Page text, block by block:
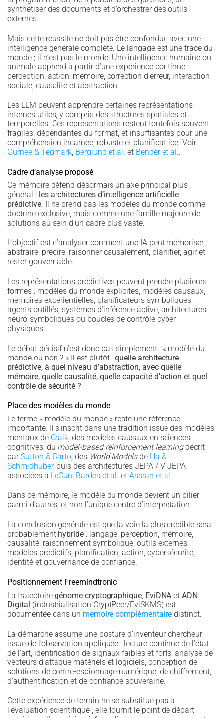
synthétiser des documents et d’orchestrer des outils
externes.
Mais cette réussite ne doit pas être confondue avec une
intelligence générale complète. Le langage est une trace du
monde ; il n’est pas le monde. Une intelligence humaine ou
animale apprend à partir d’une expérience continue :
perception, action, mémoire, correction d’erreur, interaction
sociale, causalité et abstraction.
Les LLM peuvent apprendre certaines représentations
internes utiles, y compris des structures spatiales et
temporelles. Ces représentations restent toutefois souvent
fragiles, dépendantes du format, et insuffisantes pour une
compréhension incarnée, robuste et planificatrice. Voir
Gurnee & Tegmark, Berglund et al. et Bender et al..
Cadre d’analyse proposé
Ce mémoire défend désormais un axe principal plus
général : les architectures d’intelligence artificielle
prédictive. Il ne prend pas les modèles du monde comme
doctrine exclusive, mais comme une famille majeure de
solutions au sein d’un cadre plus vaste.
L’objectif est d’analyser comment une IA peut mémoriser,
abstraire, prédire, raisonner causalement, planifier, agir et
rester gouvernable.
Les représentations prédictives peuvent prendre plusieurs
formes : modèles du monde explicites, modèles causaux,
mémoires expérientielles, planificateurs symboliques,
agents outillés, systèmes d’inférence active, architectures
neuro-symboliques ou boucles de contrôle cyber-
physiques.
Le débat décisif n’est donc pas simplement : « modèle du
monde ou non ? » Il est plutôt : quelle architecture
prédictive, à quel niveau d’abstraction, avec quelle
mémoire, quelle causalité, quelle capacité d’action et quel
contrôle de sécurité ?
Place des modèles du monde
Le terme « modèle du monde » reste une référence
importante. Il s’inscrit dans une tradition issue des modèles
mentaux de Craik, des modèles causaux en sciences
cognitives, du model-based reinforcement learningdécrit
parSutton & Barto, des World Modelsde Ha &
Schmidhuber, puis des architectures JEPA / V-JEPA
associées à LeCun, Bardes et al. et Assran et al..
Dans ce mémoire, le modèle du monde devient un pilier
parmi d’autres, et non l’unique centre d’interprétation.
La conclusion générale est que la voie la plus crédible sera
probablement hybride : langage, perception, mémoire,
causalité, raisonnement symbolique, outils externes,
modèles prédictifs, planification, action, cybersécurité,
identité et gouvernance de confiance.
Positionnement Freemindtronic
La trajectoire génome cryptographique EviDNA et ADN
Digital (industrialisation CryptPeer/EviSKMS) est
documentée dans un mémoire complémentaire distinct.
La démarche assume une posture d’inventeur-chercheur
issue de l’observation appliquée : lecture continue de l’état
de l’art, identification de signaux faibles et forts, analyse de
vecteurs d’attaque matériels et logiciels, conception de
solutions de contre-espionnage numérique, de chiffrement,
d’authentification et de confiance souveraine.
Cette expérience de terrain ne se substitue pas à
l’évaluation scientifique ; elle fournit le point de départ